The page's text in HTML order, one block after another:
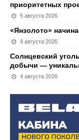
приоритетных
5 августа 2026
«Янзолото»
4 августа 2026
Солнцевский
добычи —
4 августа 2026